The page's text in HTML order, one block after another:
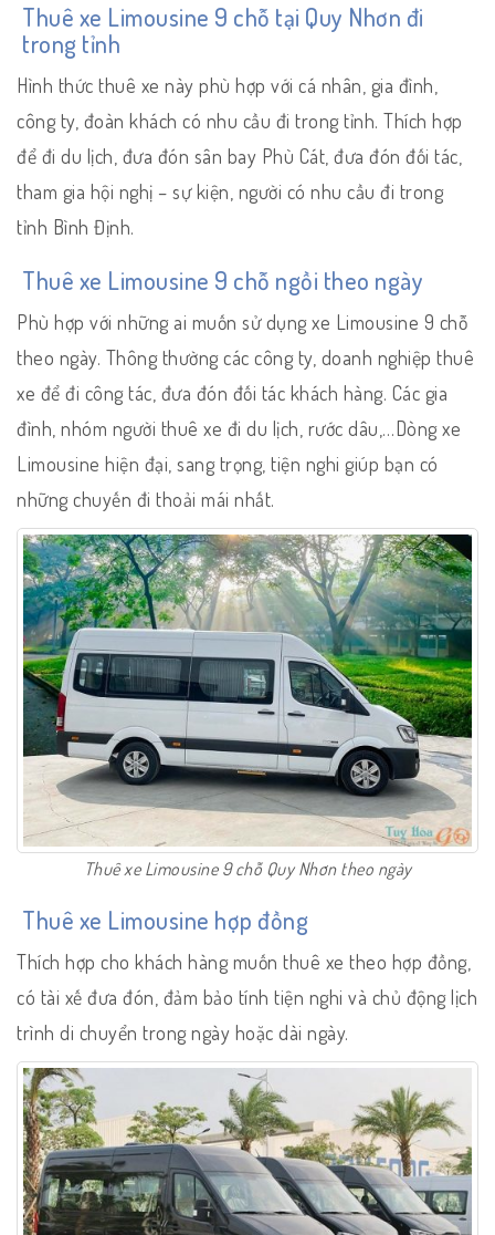
Thuê xe Limousine 9 chỗ tại Quy Nhơn đi
trong tỉnh
Hình thức thuê xe này phù hợp với cá nhân, gia đình,
công ty, đoàn khách có nhu cầu đi trong tỉnh. Thích hợp
để đi du lịch, đưa đón sân bay Phù Cát, đưa đón đối tác,
tham gia hội nghị – sự kiện, người có nhu cầu đi trong
tỉnh Bình Định.
Thuê xe Limousine 9 chỗ ngồi theo ngày
Phù hợp với những ai muốn sử dụng xe Limousine 9 chỗ
theo ngày. Thông thường các công ty, doanh nghiệp thuê
xe để đi công tác, đưa đón đối tác khách hàng. Các gia
đình, nhóm người thuê xe đi du lịch, rước dâu,…Dòng xe
Limousine hiện đại, sang trọng, tiện nghi giúp bạn có
những chuyến đi thoải mái nhất.
Thuê xe Limousine 9 chỗ Quy Nhơn theo ngày
Thuê xe Limousine hợp đồng
Thích hợp cho khách hàng muốn thuê xe theo hợp đồng,
có tài xế đưa đón, đảm bảo tính tiện nghi và chủ động lịch
trình di chuyển trong ngày hoặc dài ngày.